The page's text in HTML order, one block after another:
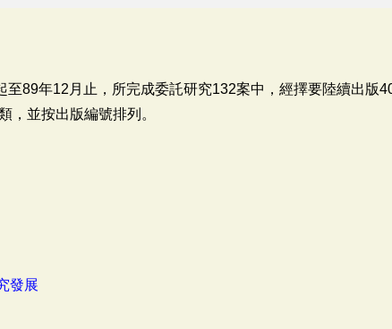
至89年12月止，所完成委託研究132案中，經擇要陸續出版
，並按出版編號排列。
發展